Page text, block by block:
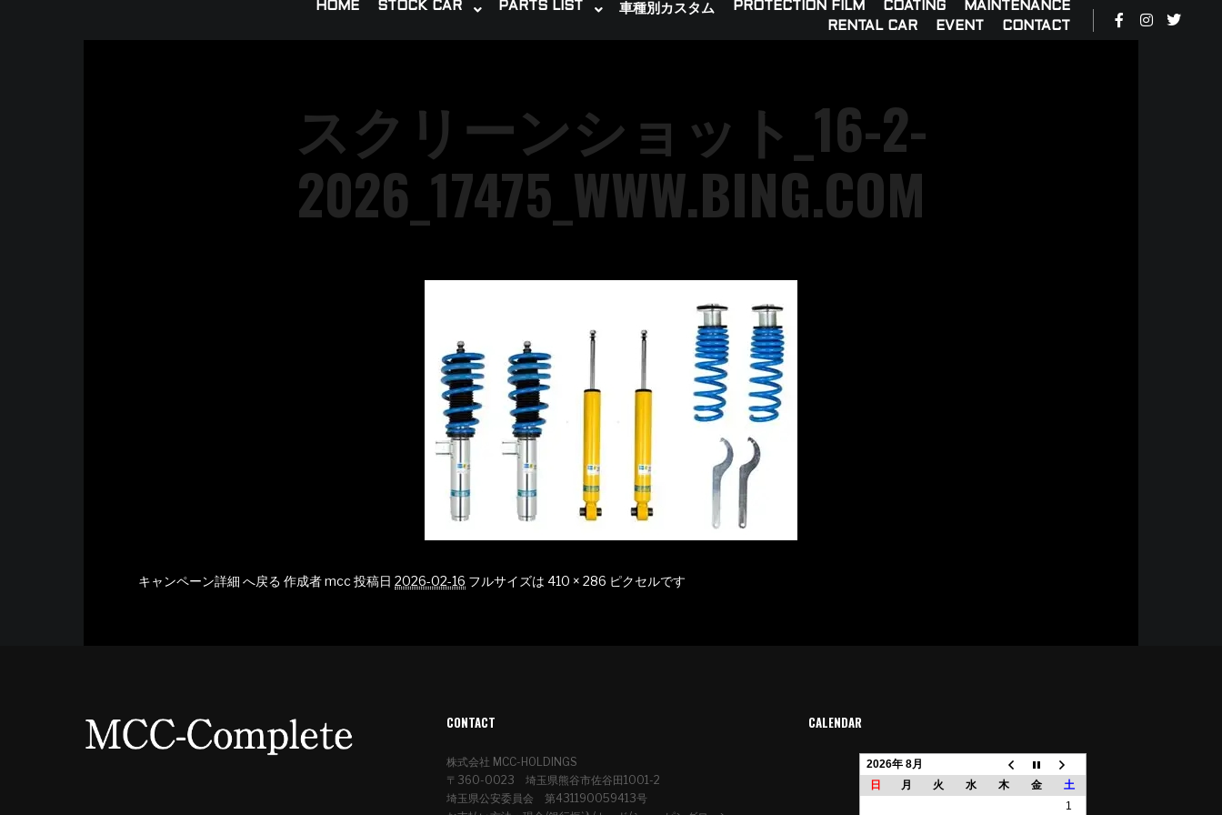
HOME STOCK CAR PARTS LIST 車種別カスタム PROTECTION FILM COATING
MAINTENANCE
RENTAL CAR
EVENT CONTACT
スクリーンショット_16-2-
2026_17475_WWW.BING.COM
キャンペーン詳細 へ戻る 作成者mcc投稿日 2026-02-16 フルサイズは 410 × 286 ピクセルです
CONTACT
株式会社 MCC-HOLDINGS
〒360-0023 埼玉県熊谷市佐谷田1001-2
埼玉県公安委員会 第431190059413号
CALENDAR
2026年 8月
日
月 火 水 木 金
土
1